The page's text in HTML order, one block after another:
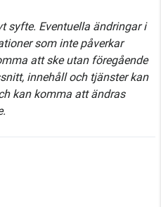
syfte. Eventuella ändringar i
som inte påverkar
att ske utan föregående
innehåll och tjänster kan
kan komma att ändras